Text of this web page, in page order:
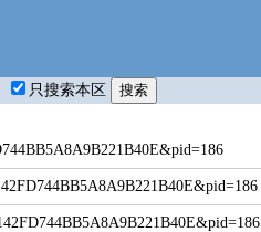
只搜索本区